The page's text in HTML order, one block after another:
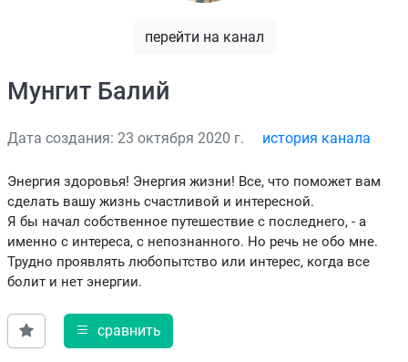
перейти на канал
Мунгит Балий
Дата создания: 23 октября 2020 г. история канала
Энергия здоровья! Энергия жизни! Все, что поможет вам
сделать вашу жизнь счастливой и интересной.
Я бы начал собственное путешествие с последнего, - а
именно с интереса, с непознанного. Но речь не обо мне.
Трудно проявлять любопытство или интерес, когда все
болит и нет энергии.
сравнить